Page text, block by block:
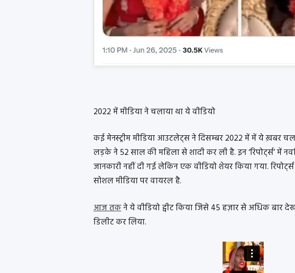
2022 में मीडिया ने चलाया था ये वीडियो
कई मेनस्ट्रीम मीडिया आउटलेट्स ने दिसम्बर 2022 में में ये ख़बर
लड़के ने 52 साल की महिला से शादी कर ली है. इन ‘रिपोर्ट्स’ में
जानकारी नहीं दी गई लेकिन एक वीडियो शेयर किया गया.
सोशल मीडिया पर वायरल है.
आज तकने ये वीडियो ट्वीट किया जिसे 45 हज़ार से अधिक बार
डिलीट कर लिया.